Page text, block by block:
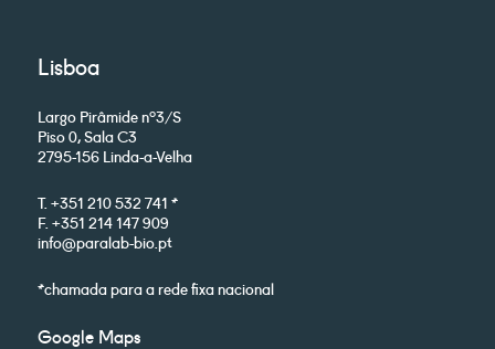
Lisboa
Largo Pirâmide nº3/S
Piso 0, Sala C3
2795-156 Linda-a-Velha
T. +351 210 532 741 *
F. +351 214 147 909
info@paralab-bio.pt
*chamada para a rede fixa nacional
Google Maps